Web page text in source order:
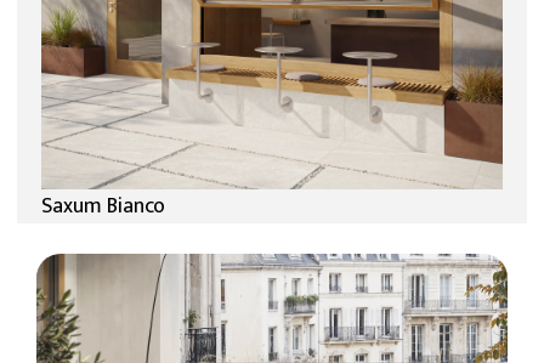
Saxum Bianco